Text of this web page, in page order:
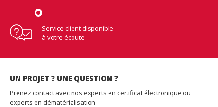
Service client disponible
à votre écoute
UN PROJET ? UNE QUESTION ?
Prenez contact avec nos experts en certificat électronique ou
experts en dématérialisation